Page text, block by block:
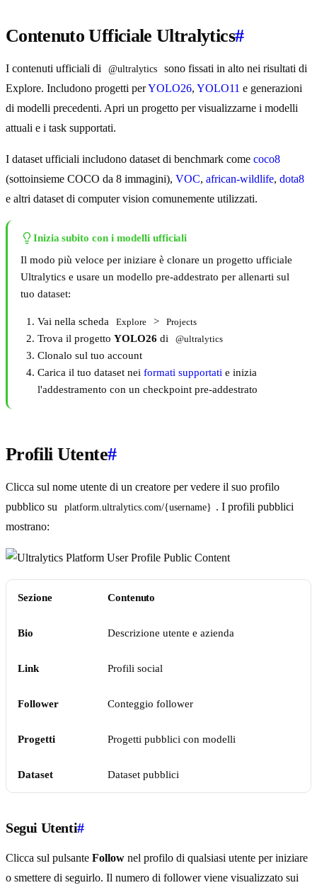
Contenuto Ufficiale Ultralytics#
I contenuti ufficiali di @ultralytics
sono fissati in alto nei risultati di
Explore. Includono progetti perYOLO26, YOLO11 e generazioni
di modelli precedenti. Apri un progetto per visualizzarne i modelli
attuali e i task supportati.
I dataset ufficiali includono dataset di benchmark come coco8
(sottoinsieme COCO da 8 immagini), VOC, african-wildlife, dota8
e altri dataset di computer vision comunemente utilizzati.
Inizia subito con i modelli ufficiali
Il modo più veloce per iniziare è clonare un progetto ufficiale
Ultralytics e usare un modello pre-addestrato per allenarti sul
tuo dataset:
Vai nella scheda Explore > Projects
Trova il progetto YOLO26 di @ultralytics
Clonalo sul tuo account
Carica il tuo dataset nei formati supportati e inizia
l'addestramento con un checkpoint pre-addestrato
Profili Utente#
Clicca sul nome utente di un creatore per vedere il suo profilo
pubblico su
platform.ultralytics.com/{username} . I profili pubblici
mostrano:
Sezione Contenuto
Bio Descrizione utente e azienda
Link Profili social
Follower Conteggio follower
Progetti Progetti pubblici con modelli
Dataset Dataset pubblici
Segui Utenti#
Clicca sul pulsante Follow nel profilo di qualsiasi utente per iniziare
o smettere di seguirlo. Il numero di follower viene visualizzato sui